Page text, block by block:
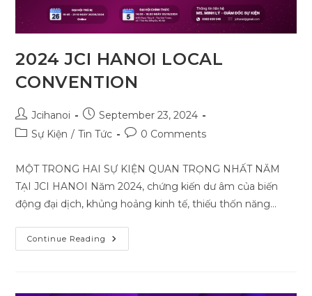
Đều
Phản
Chiếu
Huyết
&
Lượng
Việt
2024 JCI HANOI LOCAL
CONVENTION
Post
author:
Jcihanoi
Post
published:
September 23, 2024
PostSự Kiện / Tin Tức
Post0 Comments
MỘT TRONG HAI SỰ KIỆN QUAN TRỌNG NHẤT NĂM
TẠI JCI HANOI Năm 2024, chứng kiến dư âm của biến
động đại dịch, khủng hoảng kinh tế, thiếu thốn năng…
Continue Reading 2024
JCI